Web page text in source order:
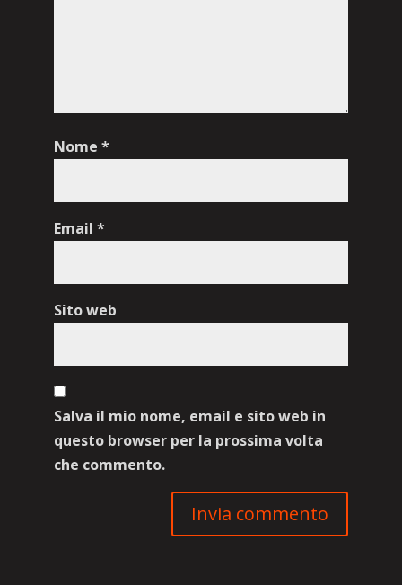
Nome *
Email *
Sito web
Salva il mio nome, email e sito web in
questo browser per la prossima volta
che commento.